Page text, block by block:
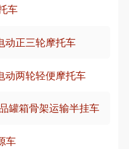
车
动正三轮摩托车
动两轮轻便摩托车
罐箱骨架运输半挂车
车